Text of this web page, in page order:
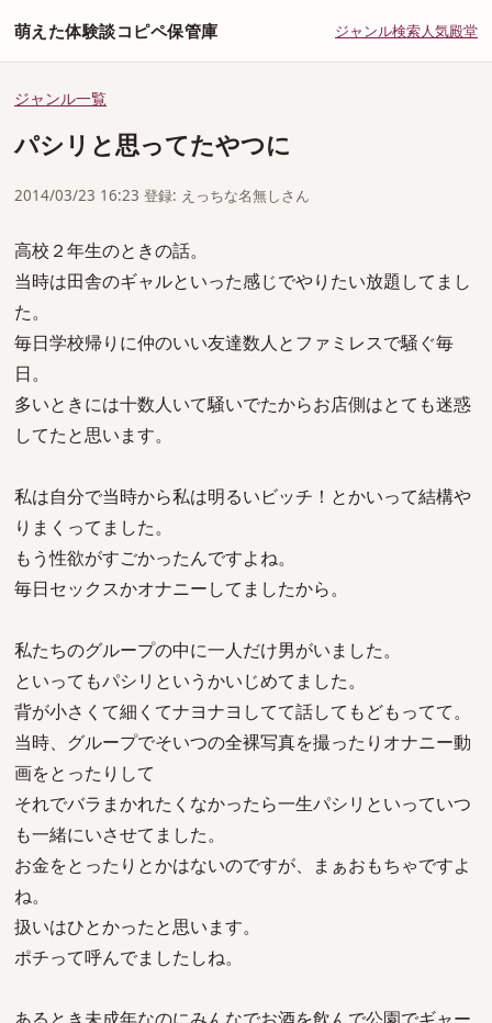
萌えた体験談コピペ保管庫 ジャンル検索人気殿堂
ジャンル一覧
パシリと思ってたやつに
2014/03/23 16:23 登録: えっちな名無しさん
高校２年生のときの話。
当時は田舎のギャルといった感じでやりたい放題してまし
た。
毎日学校帰りに仲のいい友達数人とファミレスで騒ぐ毎
日。
多いときには十数人いて騒いでたからお店側はとても迷惑
してたと思います。
私は自分で当時から私は明るいビッチ！とかいって結構や
りまくってました。
もう性欲がすごかったんですよね。
毎日セックスかオナニーしてましたから。
私たちのグループの中に一人だけ男がいました。
といってもパシリというかいじめてました。
背が小さくて細くてナヨナヨしてて話してもどもってて。
当時、グループでそいつの全裸写真を撮ったりオナニー動
画をとったりして
それでバラまかれたくなかったら一生パシリといっていつ
も一緒にいさせてました。
お金をとったりとかはないのですが、まぁおもちゃですよ
ね。
扱いはひとかったと思います。
ポチって呼んでましたしね。